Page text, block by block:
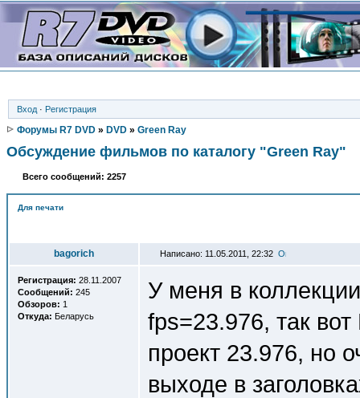
Вход · Регистрация
Форумы R7 DVD » DVD » Green Ray
Обсуждение фильмов по каталогу "Green Ray"
Всего сообщений: 2257
Для печати
bagorich Написано: 11.05.2011, 22:32
Регистрация: 28.11.2007
Сообщений: 245
Обзоров: 1
Откуда: Беларусь
У меня в
fps=23.976, так
проект 23.976, но
выходе в